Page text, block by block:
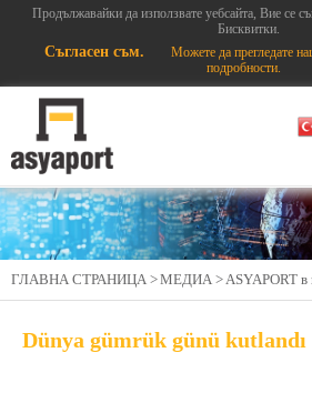
Продължавайки да използвате уебсайта, Вие се
Бисквитки.
Съгласен съм.
Можете да прегледате
подробности.
ГЛАВНА СТРАНИЦА >МЕДИА >АSYAPORT в
Dünya gümrük günü kutlandı